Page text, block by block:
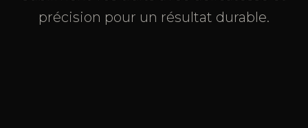
précision pour un résultat durable.